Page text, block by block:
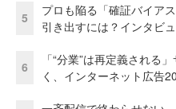
5
プロも陥る「確証バイア
引き出すには？インタビ
6
「“分業”は再定義される
く、インターネット広告